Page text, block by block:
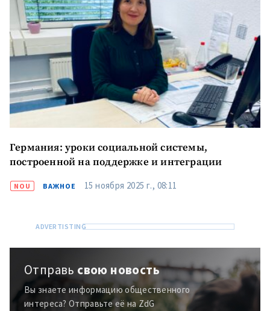
Германия: уроки социальной системы,
построенной на поддержке и интеграции
NOU ВАЖНОЕ 15 ноября 2025 г., 08:11
Отправь свою новость
Вы знаете информацию общественного
интереса? Отправьте её на ZdG